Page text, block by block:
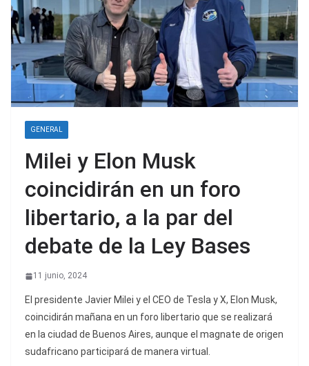
GENERAL
Milei y Elon Musk
coincidirán en un foro
libertario, a la par del
debate de la Ley Bases
11 junio, 2024
El presidente Javier Milei y el CEO de Tesla y X, Elon Musk,
coincidirán mañana en un foro libertario que se realizará
en la ciudad de Buenos Aires, aunque el magnate de origen
sudafricano participará de manera virtual.